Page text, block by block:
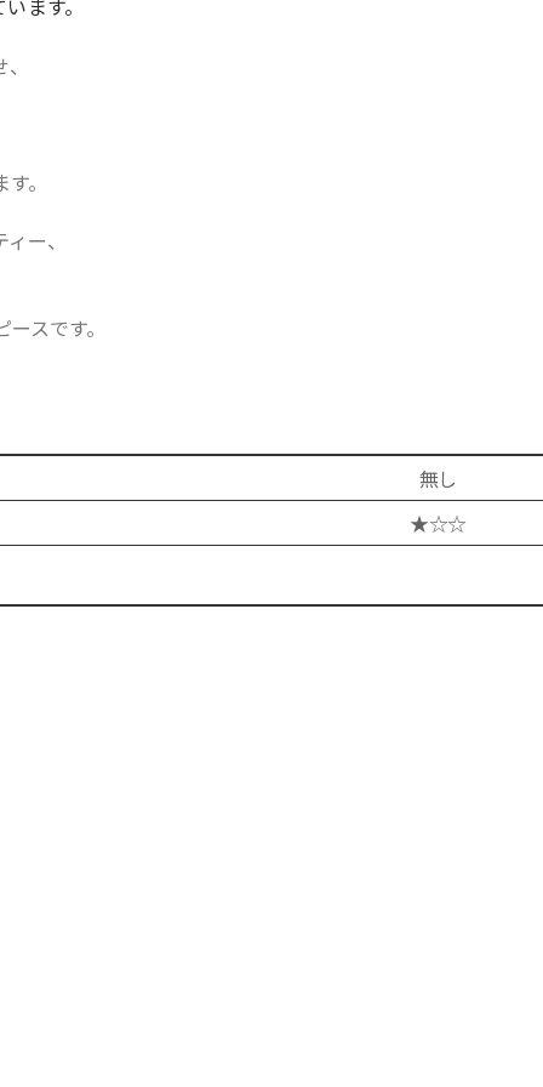
ます。
。
ー、
スです。
無し
★☆☆